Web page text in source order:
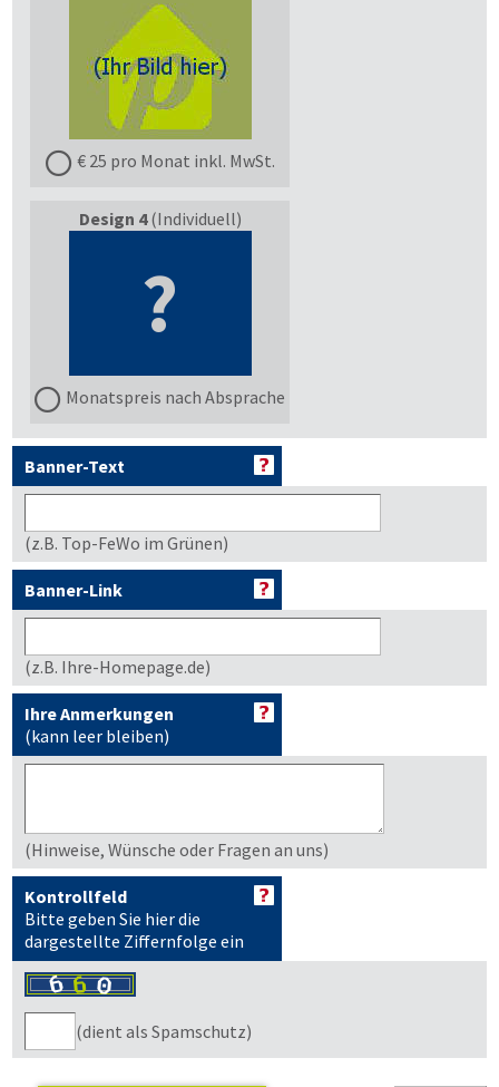
€ 25 pro Monat inkl. MwSt.
Design 4(Individuell)
?
Monatspreis nach Absprache
Banner-Text
(z.B. Top-FeWo im Grünen)
Banner-Link
(z.B. Ihre-Homepage.de)
Ihre Anmerkungen
(kann leer bleiben)
(Hinweise, Wünsche oder Fragen an uns)
Kontrollfeld
Bitte geben Sie hier die
dargestellte Ziffernfolge ein
(dient als Spamschutz)